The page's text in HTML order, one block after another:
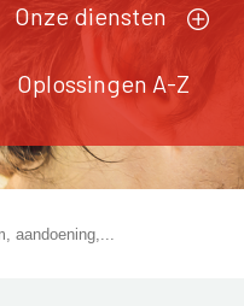
Onze diensten
Oplossingen A-Z